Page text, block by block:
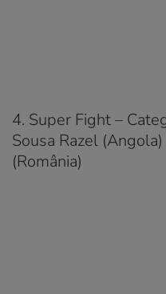
4. Super Fight –
Sousa Razel
(România)